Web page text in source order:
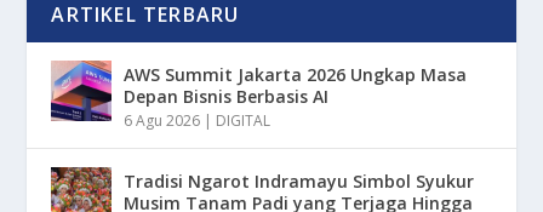
ARTIKEL TERBARU
AWS Summit Jakarta 2026 Ungkap Masa
Depan Bisnis Berbasis AI
6 Agu 2026 | DIGITAL
Tradisi Ngarot Indramayu Simbol Syukur
Musim Tanam Padi yang Terjaga Hingga